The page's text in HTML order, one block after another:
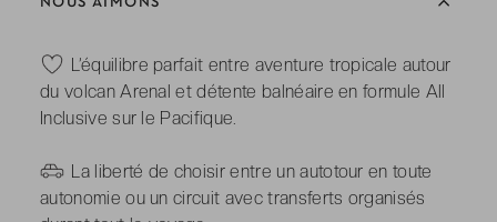
L’équilibre parfait entre aventure tropicale autour
du volcan Arenal et détente balnéaire en formule All
Inclusive sur le Pacifique.
La liberté de choisir entre un autotour en toute
autonomie ou un circuit avec transferts organisés